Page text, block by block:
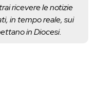
ricevere le notizie
in tempo reale, sui
in Diocesi.